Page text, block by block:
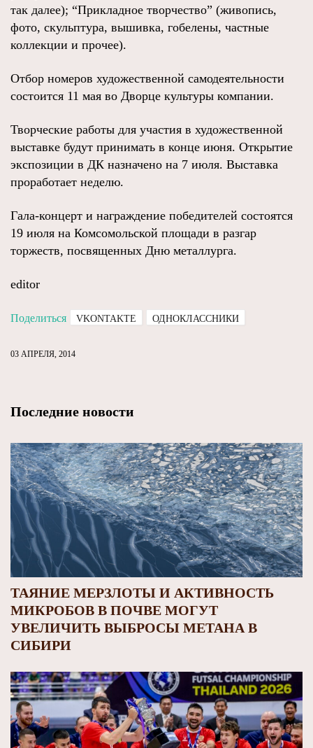
так далее); “Прикладное творчество” (живопись,
фото, скульптура, вышивка, гобелены, частные
коллекции и прочее).
Отбор номеров художественной самодеятельности
состоится 11 мая во Дворце культуры компании.
Творческие работы для участия в художественной
выставке будут принимать в конце июня. Открытие
экспозиции в ДК назначено на 7 июля. Выставка
проработает неделю.
Гала-концерт и награждение победителей состоятся
19 июля на Комсомольской площади в разгар
торжеств, посвященных Дню металлурга.
editor
Поделиться VKONTAKTE ОДНОКЛАССНИКИ
03 АПРЕЛЯ, 2014
Последние новости
ТАЯНИЕ МЕРЗЛОТЫ И АКТИВНОСТЬ
МИКРОБОВ В ПОЧВЕ МОГУТ
УВЕЛИЧИТЬ ВЫБРОСЫ МЕТАНА В
СИБИРИ